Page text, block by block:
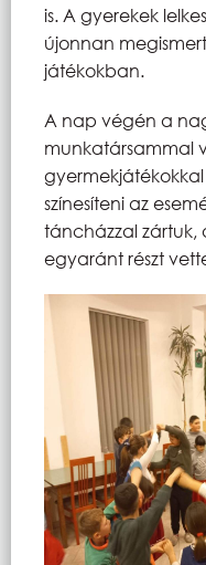
is. A gyerekek
újonnan
játékokban.
A nap végén a
munkatársammal
színesíteni az
táncházzal zártuk,
egyaránt részt